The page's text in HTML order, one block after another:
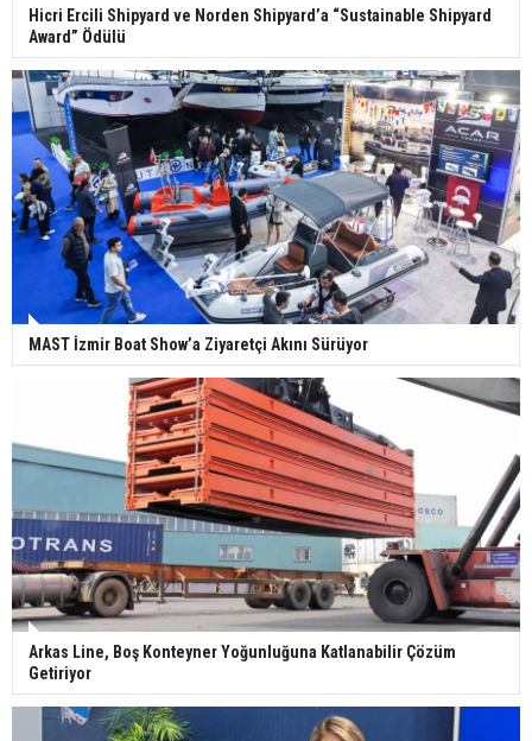
Hicri Ercili Shipyard ve Norden Shipyard’a “Sustainable Shipyard
Award” Ödülü
MAST İzmir Boat Show’a Ziyaretçi Akını Sürüyor
Arkas Line, Boş Konteyner Yoğunluğuna Katlanabilir Çözüm
Getiriyor